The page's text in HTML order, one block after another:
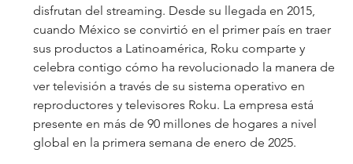
disfrutan del streaming. Desde su llegada en 2015,
cuando México se convirtió en el primer país en traer
sus productos a Latinoamérica, Roku comparte y
celebra contigo cómo ha revolucionado la manera de
ver televisión a través de su sistema operativo en
reproductores y televisores Roku. La empresa está
presente en más de 90 millones de hogares a nivel
global en la primera semana de enero de 2025.